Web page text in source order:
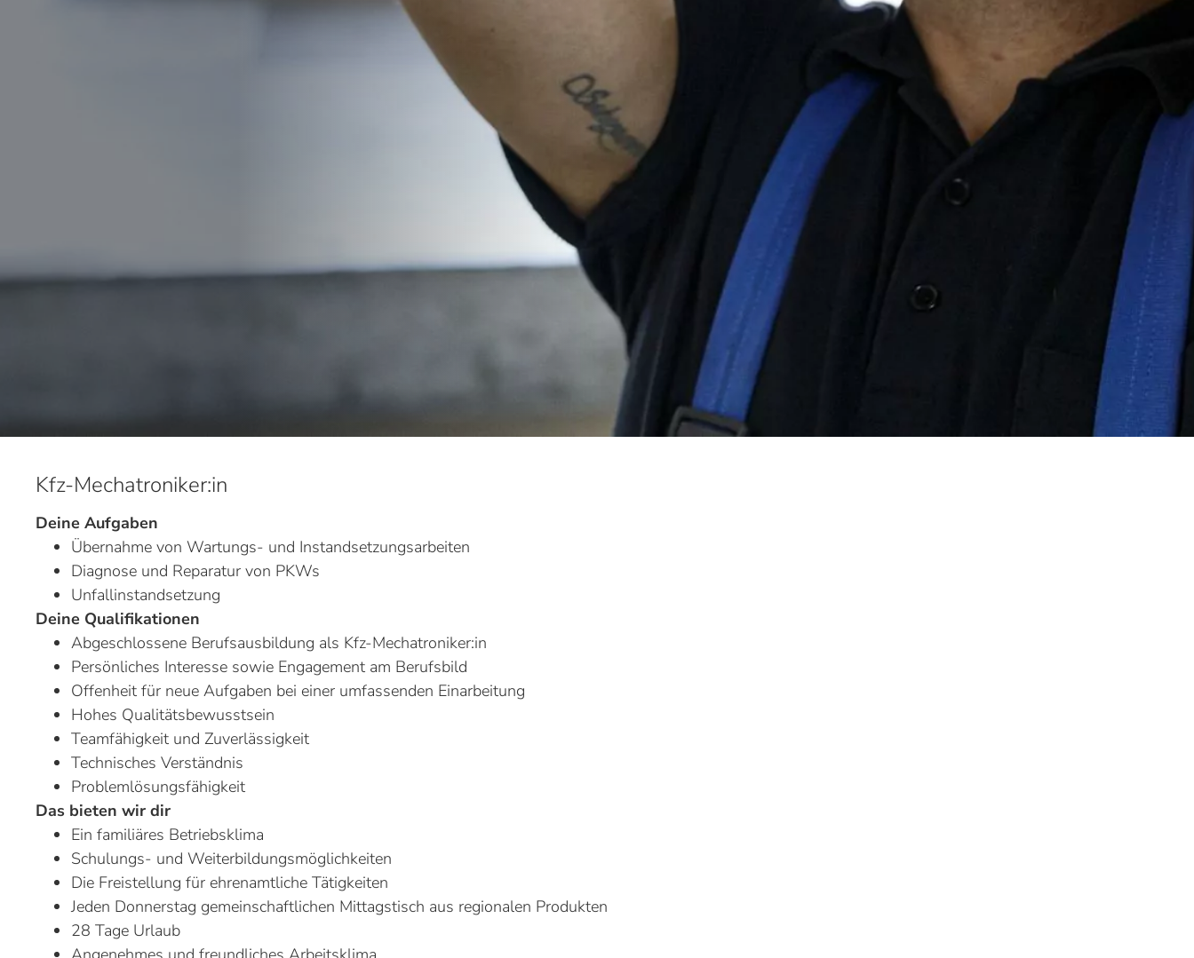
Kfz-Mechatroniker:in
Deine Aufgaben
Übernahme von Wartungs- und Instandsetzungsarbeiten
Diagnose und Reparatur von PKWs
Unfallinstandsetzung
Deine Qualifikationen
Abgeschlossene Berufsausbildung als Kfz-Mechatroniker:in
Persönliches Interesse sowie Engagement am Berufsbild
Offenheit für neue Aufgaben bei einer umfassenden Einarbeitung
Hohes Qualitätsbewusstsein
Teamfähigkeit und Zuverlässigkeit
Technisches Verständnis
Problemlösungsfähigkeit
Das bieten wir dir
Ein familiäres Betriebsklima
Schulungs- und Weiterbildungsmöglichkeiten
Die Freistellung für ehrenamtliche Tätigkeiten
Jeden Donnerstag gemeinschaftlichen Mittagstisch aus regionalen Produkten
28 Tage Urlaub